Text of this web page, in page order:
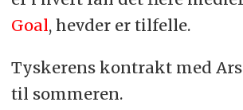
Goal, hevder er tilfelle.
Tyskerens kontrakt med
til sommeren.